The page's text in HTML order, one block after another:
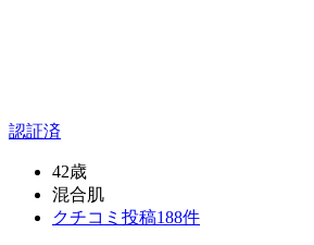
認証済
42歳
混合肌
クチコミ投稿188件